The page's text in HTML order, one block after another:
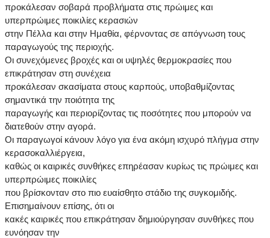
προκάλεσαν σοβαρά προβλήματα στις πρώιμες και
υπερπρώιμες ποικιλίες κερασιών
στην Πέλλα και στην Ημαθία, φέρνοντας σε απόγνωση τους
παραγωγούς της περιοχής.
Οι συνεχόμενες βροχές και οι υψηλές θερμοκρασίες που
επικράτησαν στη συνέχεια
προκάλεσαν σκασίματα στους καρπούς, υποβαθμίζοντας
σημαντικά την ποιότητα της
παραγωγής και περιορίζοντας τις ποσότητες που μπορούν να
διατεθούν στην αγορά.
Οι παραγωγοί κάνουν λόγο για ένα ακόμη ισχυρό πλήγμα στην
κερασοκαλλιέργεια,
καθώς οι καιρικές συνθήκες επηρέασαν κυρίως τις πρώιμες και
υπερπρώιμες ποικιλίες
που βρίσκονταν στο πιο ευαίσθητο στάδιο της συγκομιδής.
Επισημαίνουν επίσης, ότι οι
κακές καιρικές που επικράτησαν δημιούργησαν συνθήκες που
ευνόησαν την